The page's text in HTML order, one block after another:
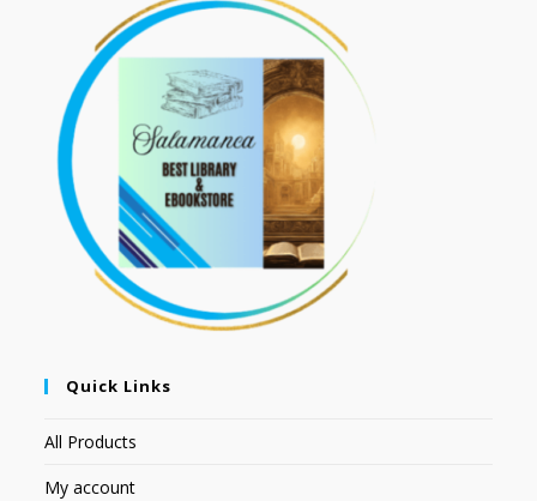
Quick Links
All Products
My account